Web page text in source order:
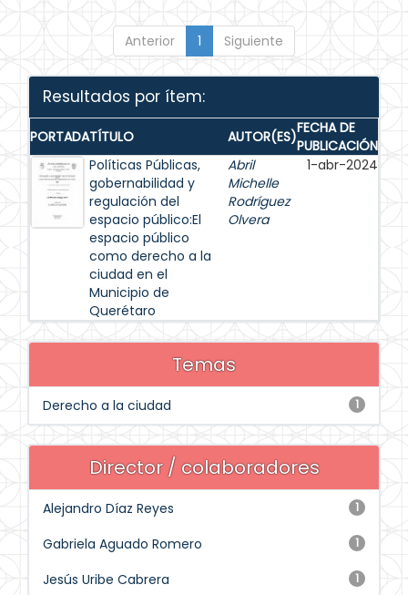
Anterior 1 Siguiente
Resultados por ítem:
PORTADATÍTULO AUTOR(ES)FECHA DE
PUBLICACIÓN
Políticas Públicas,
gobernabilidad y
regulación del
espacio público:El
espacio público
como derecho a la
ciudad en el
Municipio de
Querétaro
Abril
Michelle
Rodríguez
Olvera
1-abr-2024
Temas
1
Derecho a la ciudad
Director / colaboradores
1
Alejandro Díaz Reyes
1
Gabriela Aguado Romero
1
Jesús Uribe Cabrera